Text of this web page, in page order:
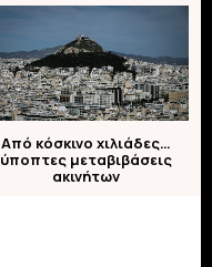
Από κόσκινο χιλιάδες…
ύποπτες μεταβιβάσεις
ακινήτων